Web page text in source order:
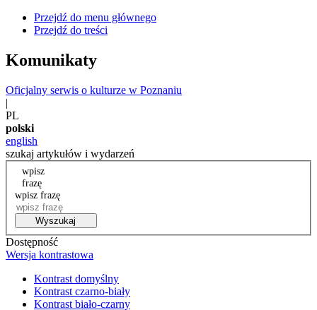
Przejdź do menu głównego
Przejdź do treści
Komunikaty
Oficjalny serwis o kulturze w Poznaniu
|
PL
polski
english
szukaj artykułów i wydarzeń
wpisz
frazę
wpisz frazę
Wyszukaj
Dostępność
Wersja kontrastowa
Kontrast domyślny
Kontrast czarno-biały
Kontrast biało-czarny